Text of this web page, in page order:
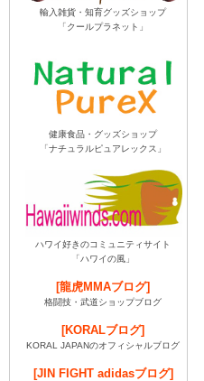
輸入雑貨・知育グッズショップ
「クールプラネット」
健康食品・グッズショップ
「ナチュラルピュアレックス」
ハワイ好きのコミュニティサイト
「ハワイの風」
[龍虎MMAブログ]
格闘技・武道ショップブログ
[KORALブログ]
KORAL JAPANのオフィシャルブログ
[JIN FIGHT adidasブログ]